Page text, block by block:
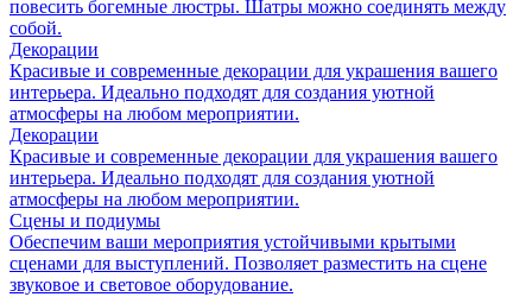
повесить богемные люстры. Шатры можно соединять между
собой.
Декорации
Красивые и современные декорации для украшения вашего
интерьера. Идеально подходят для создания уютной
атмосферы на любом мероприятии.
Декорации
Красивые и современные декорации для украшения вашего
интерьера. Идеально подходят для создания уютной
атмосферы на любом мероприятии.
Сцены и подиумы
Обеспечим ваши мероприятия устойчивыми крытыми
сценами для выступлений. Позволяет разместить на сцене
звуковое и световое оборудование.